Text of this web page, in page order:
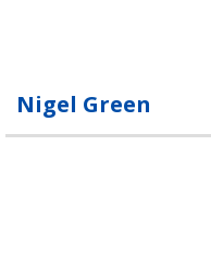
Nigel Green